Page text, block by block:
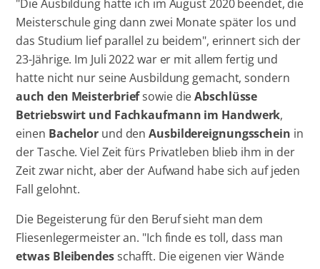
"Die Ausbildung hatte ich im August 2020 beendet, die
Meisterschule ging dann zwei Monate später los und
das Studium lief parallel zu beidem", erinnert sich der
23-Jährige. Im Juli 2022 war er mit allem fertig und
hatte nicht nur seine Ausbildung gemacht, sondern
auch den Meisterbriefsowie dieAbschlüsse
Betriebswirt und Fachkaufmann im Handwerk,
einen Bachelor und denAusbildereignungsschein in
der Tasche. Viel Zeit fürs Privatleben blieb ihm in der
Zeit zwar nicht, aber der Aufwand habe sich auf jeden
Fall gelohnt.
Die Begeisterung für den Beruf sieht man dem
Fliesenlegermeister an. "Ich finde es toll, dass man
etwas Bleibendesschafft. Die eigenen vier Wände